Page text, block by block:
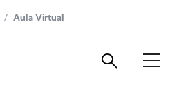
Aula Virtual